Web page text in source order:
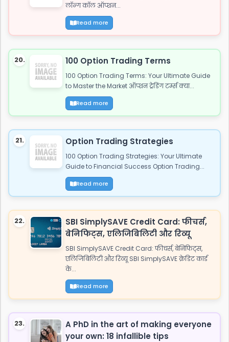
लॉन्ग कॉल ऑप्शन...
Read more
20. 100 Option Trading Terms
100 Option Trading Terms: Your Ultimate Guide
to Master the Market ऑप्शन ट्रेडिंग टर्म्स क्या...
Read more
21. Option Trading Strategies
100 Option Trading Strategies: Your Ultimate
Guide to Financial Success Option Trading...
Read more
22.
SBI SimplySAVE Credit Card: फीचर्स,
बेनिफिट्स, एलिजिबिलिटी और रिव्यू
SBI SimplySAVE Credit Card: फीचर्स, बेनिफिट्स,
एलिजिबिलिटी और रिव्यू SBI SimplySAVE क्रेडिट कार्ड
के...
Read more
23.
A PhD in the art of making everyone
your own: 18 infallible tips